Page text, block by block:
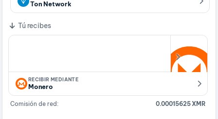
Ton Network
Tú recibes
RECIBIR MEDIANTE
Monero
Comisión de red: 0.00015625 XMR